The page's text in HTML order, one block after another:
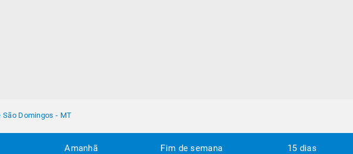
São Domingos - MT
Amanhã Fim de semana 15 dias